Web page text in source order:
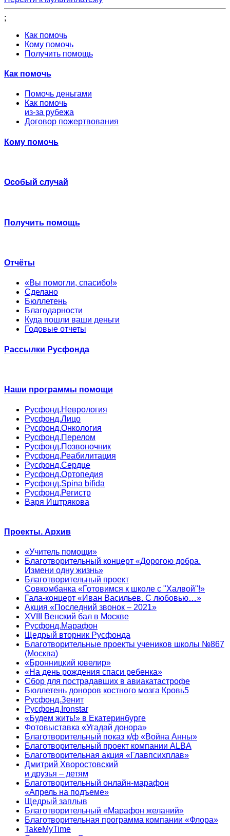
;
Как помочь
Кому помочь
Получить помощь
Как помочь
Помочь деньгами
Как помочь
из-за рубежа
Договор пожертвования
Кому помочь
Особый случай
Получить помощь
Отчёты
«Вы помогли, спасибо!»
Сделано
Бюллетень
Благодарности
Куда пошли ваши деньги
Годовые отчеты
Рассылки Русфонда
Наши программы помощи
Русфонд.Неврология
Русфонд.Лицо
Русфонд.Онкология
Русфонд.Перелом
Русфонд.Позвоночник
Русфонд.Реабилитация
Русфонд.Сердце
Русфонд.Ортопедия
Русфонд.Spina bifida
Русфонд.Регистр
Варя Иштрякова
Проекты. Архив
«Учитель помощи»
Благотворительный концерт «Дорогою добра.
Измени одну жизнь»
Благотворительный проект
Совкомбанка «Готовимся к школе с "Халвой"!»
Гала-концерт «Иван Васильев. С любовью…»
Акция «Последний звонок – 2021»
XVIII Венский бал в Москве
Русфонд.Марафон
Щедрый вторник Русфонда
Благотворительные проекты учеников школы №867
(Москва)
«Бронницкий ювелир»
«На день рождения спаси ребенка»
Сбор для пострадавших в авиакатастрофе
Бюллетень доноров костного мозга Кровь5
Русфонд.Зенит
Русфонд.Ironstar
«Будем жить!» в Екатеринбурге
Фотовыставка «Угадай донора»
Благотворительный показ к/ф «Война Анны»
Благотворительный проект компании ALBA
Благотворительная акция «Главпсихплав»
Дмитрий Хворостовский
и друзья – детям
Благотворительный онлайн‑марафон
«Апрель на подъеме»
Щедрый заплыв
Благотворительный «Марафон желаний»
Благотворительная программа компании «Флора»
TakeMyTime